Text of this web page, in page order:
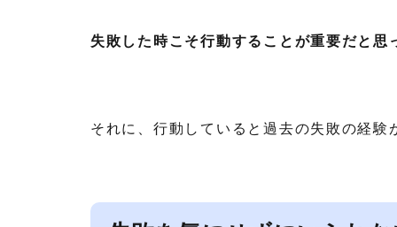
失敗した時こそ行動することが重要だと思
それに、行動していると過去の失敗の経